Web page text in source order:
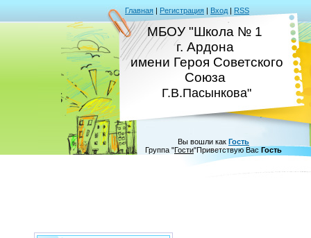
Главная | Регистрация | Вход | RSS
МБОУ "Школа № 1
г. Ардона
имени Героя Советского
Союза
Г.В.Пасынкова"
Вы вошли как Гость
Группа "Гости"Приветствую Вас Гость